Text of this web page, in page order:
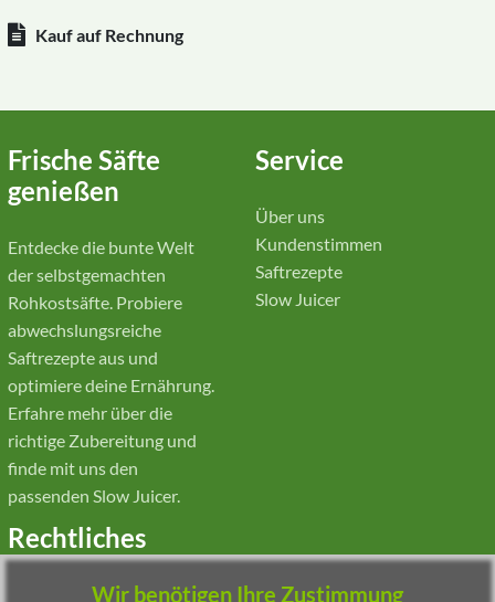
Kauf auf Rechnung
Frische Säfte
genießen
Entdecke die bunte Welt
der selbstgemachten
Rohkostsäfte. Probiere
abwechslungsreiche
Saftrezepte aus und
optimiere deine Ernährung.
Erfahre mehr über die
richtige Zubereitung und
finde mit uns den
passenden Slow Juicer.
Service
Über uns
Kundenstimmen
Saftrezepte
Slow Juicer
Rechtliches
ImpressumWir benötigen Ihre Zustimmung